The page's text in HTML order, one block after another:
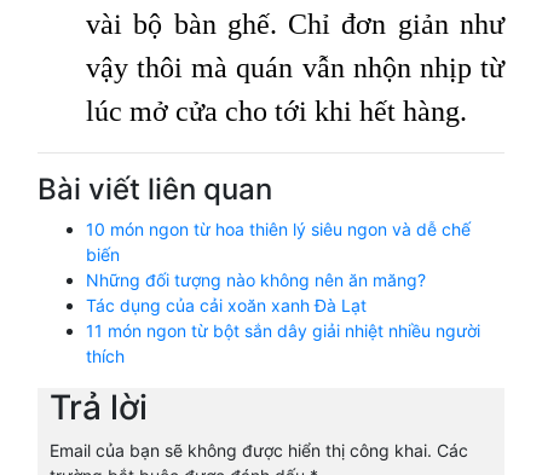
vài bộ bàn ghế. Chỉ đơn giản như
vậy thôi mà quán vẫn nhộn nhịp từ
lúc mở cửa cho tới khi hết hàng.
Bài viết liên quan
10 món ngon từ hoa thiên lý siêu ngon và dễ chế
biến
Những đối tượng nào không nên ăn măng?
Tác dụng của cải xoăn xanh Đà Lạt
11 món ngon từ bột sắn dây giải nhiệt nhiều người
thích
Trả lời
Email của bạn sẽ không được hiển thị công khai. Các